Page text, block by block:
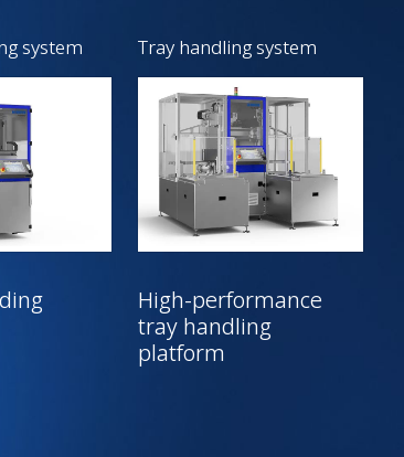
system Tray handling system
High-performance
tray handling
platform